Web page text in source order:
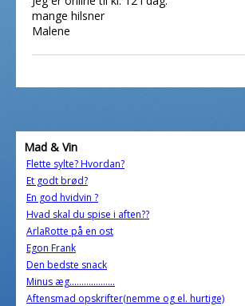
mange hilsner
Malene
Mad & Vin
Flette sylte? Hvordan?
Et godt brød?
En god hvidvin ?
Hvad skal du spise i aften??
ArlaRotte på en ost
Egon Frank
Den bedste snack
Minus æg...................
Aftensmad opskrifter(nemme og el. hurtige)